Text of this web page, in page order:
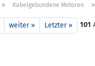
» Kabelgebundene Motoren »
weiter » Letzter » 101